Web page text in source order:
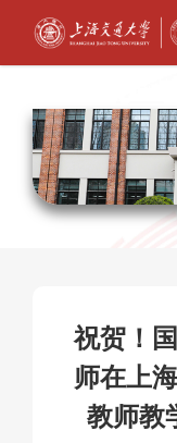
祝贺！
师在上
教师教